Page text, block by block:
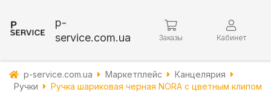
p-
service.com.ua
Заказы Кабинет
p-service.com.ua Маркетплейс
Канцелярия
Ручки
Ручка шариковая черная NORA с цветным клипом